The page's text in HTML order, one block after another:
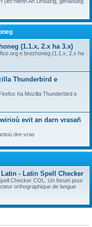
(1.1.x, 2.x ha 3.x)
e brezhoneg (1.1.x, 2.x ha
Thunderbird e
ha Mozilla Thunderbird e
evit an darn vrasañ
dre-vras
- Latin Spell Checker
Checker COL. Un forum pour
orthographique de langue